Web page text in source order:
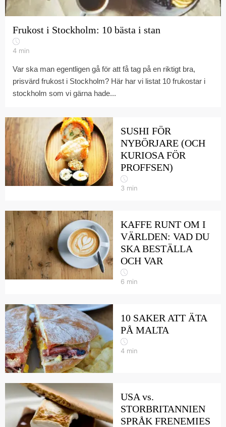
Frukost i Stockholm: 10 bästa i stan
4 min
Var ska man egentligen gå för att få tag på en riktigt bra,
prisvärd frukost i Stockholm? Här har vi listat 10 frukostar i
stockholm som vi gärna hade...
SUSHI FÖR
NYBÖRJARE (OCH
KURIOSA FÖR
PROFFSEN)
3 min
KAFFE RUNT OM I
VÄRLDEN: VAD DU
SKA BESTÄLLA
OCH VAR
6 min
10 SAKER ATT ÄTA
PÅ MALTA
4 min
USA vs.
STORBRITANNIEN
SPRÅK FRENEMIES